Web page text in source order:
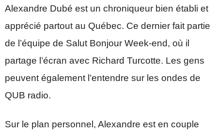
Alexandre Dubé est un chroniqueur bien établi et
apprécié partout au Québec. Ce dernier fait partie
de l’équipe de Salut Bonjour Week-end, où il
partage l’écran avec Richard Turcotte. Les gens
peuvent également l’entendre sur les ondes de
QUB radio.
Sur le plan personnel, Alexandre est en couple